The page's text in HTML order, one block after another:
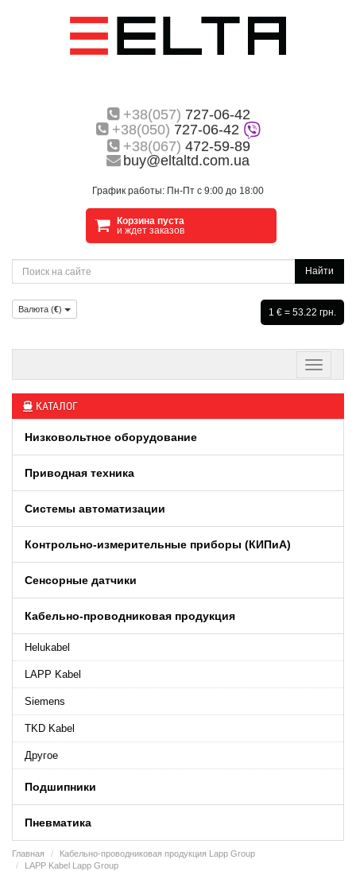
+38(057) 727-06-42
+38(050) 727-06-42
+38(067) 472-59-89
buy@eltaltd.com.ua
График работы: Пн-Пт с 9:00 до 18:00
Корзина пуста
и ждет заказов
Найти
Валюта (€) 1 € = 53.22 грн.
КАТАЛОГ
Низковольтное оборудование
Приводная техника
Системы автоматизации
Контрольно-измерительные приборы (КИПиA)
Сенсорные датчики
Кабельно-проводниковая продукция
Helukabel
LAPP Kabel
Siemens
TKD Kabel
Другое
Подшипники
Пневматика
Главная
Кабельно-проводниковая продукция Lapp Group
LAPP Kabel Lapp Group